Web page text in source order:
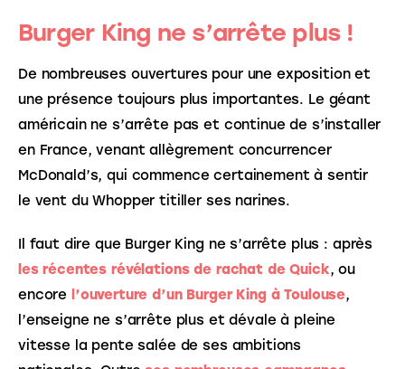
Burger King ne s’arrête plus !
De nombreuses ouvertures pour une exposition et
une présence toujours plus importantes. Le géant
américain ne s’arrête pas et continue de s’installer
en France, venant allègrement concurrencer
McDonald’s, qui commence certainement à sentir
le vent du Whopper titiller ses narines.
Il faut dire que Burger King ne s’arrête plus : après
les récentes révélations de rachat de Quick, ou
encore
l’ouverture d’un Burger King à Toulouse,
l’enseigne ne s’arrête plus et dévale à pleine
vitesse la pente salée de ses ambitions